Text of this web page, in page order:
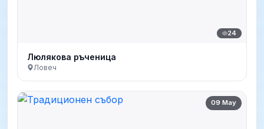
24
Люлякова ръченица
Ловеч
09 May